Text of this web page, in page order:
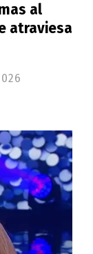
al
atraviesa